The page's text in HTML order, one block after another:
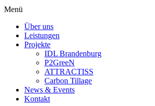
Menü
Über uns
Leistungen
Projekte
IDL Brandenburg
P2GreeN
ATTRACTISS
Carbon Tillage
News & Events
Kontakt